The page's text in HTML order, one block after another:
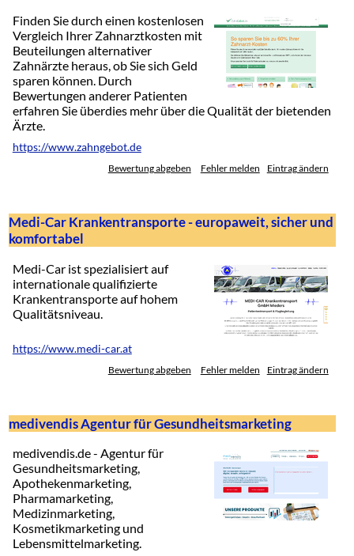
Finden Sie durch einen kostenlosen
Vergleich Ihrer Zahnarztkosten mit
Beuteilungen alternativer
Zahnärzte heraus, ob Sie sich Geld
sparen können. Durch
Bewertungen anderer Patienten
erfahren Sie überdies mehr über die Qualität der bietenden
Ärzte.
https://www.zahngebot.de
Bewertung abgeben Fehler melden Eintrag ändern
Medi-Car Krankentransporte - europaweit, sicher und
komfortabel
Medi-Car ist spezialisiert auf
internationale qualifizierte
Krankentransporte auf hohem
Qualitätsniveau.
https://www.medi-car.at
Bewertung abgeben Fehler melden Eintrag ändern
medivendis Agentur für Gesundheitsmarketing
medivendis.de - Agentur für
Gesundheitsmarketing,
Apothekenmarketing,
Pharmamarketing,
Medizinmarketing,
Kosmetikmarketing und
Lebensmittelmarketing.